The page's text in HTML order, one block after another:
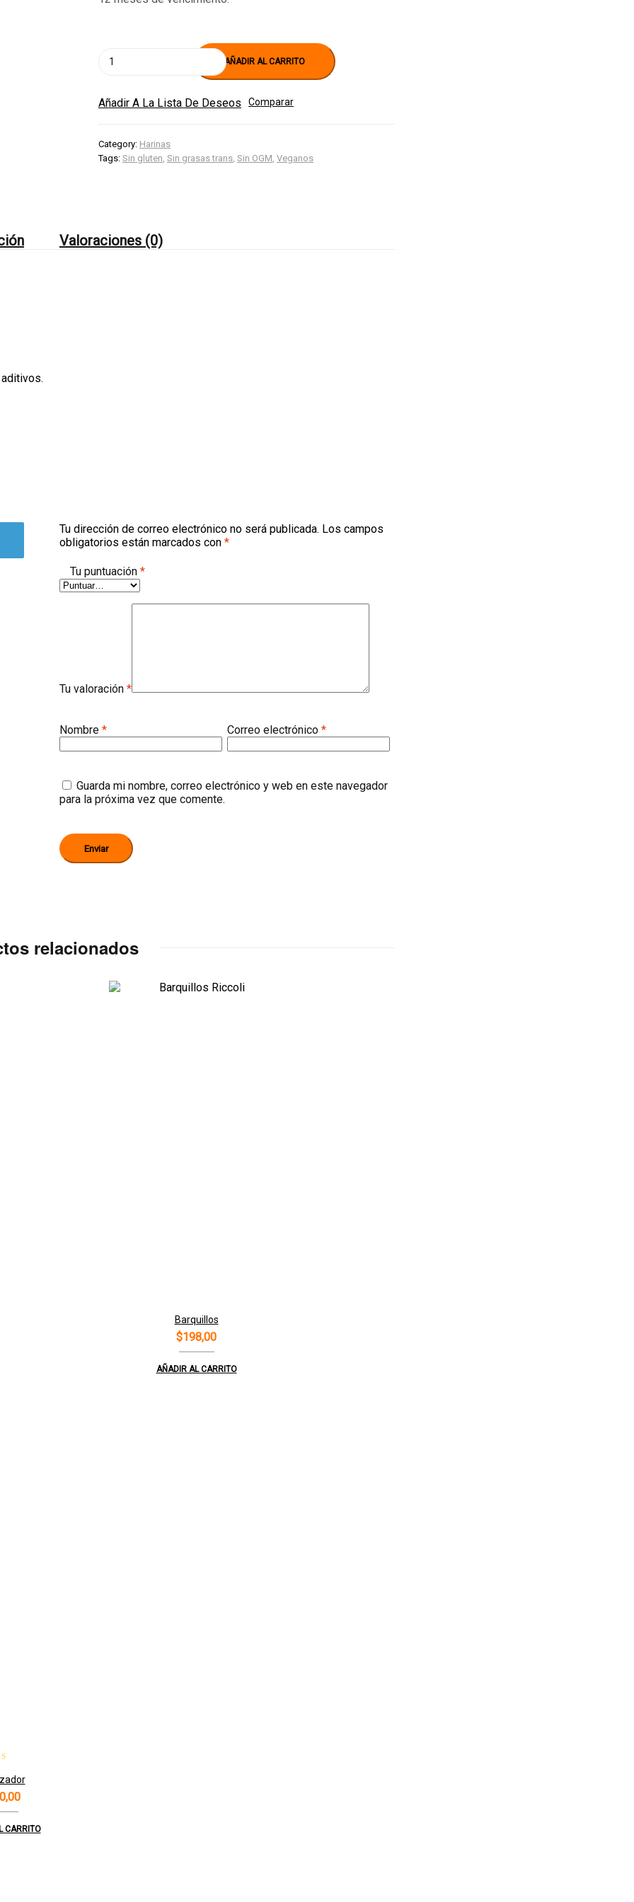
Opción
AÑADIR AL CARRITO
Añadir A La Lista De Deseos Comparar
Category: Harinas
Tags: Sin gluten, Sin grasas trans, Sin OGM, Veganos
Valoraciones (0)
Tu dirección de correo electrónico no será publicada. Los campos
obligatorios están marcados con *
Tu puntuación *
Tu valoración *
Nombre * Correo electrónico *
Guarda mi nombre, correo electrónico y web en este navegador
para la próxima vez que comente.
relacionados
de 5
CARRITO
Barquillos
$198,00
AÑADIR AL CARRITO